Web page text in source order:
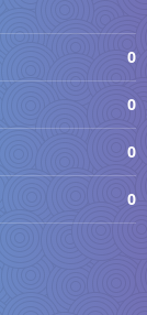
0
0
0
0